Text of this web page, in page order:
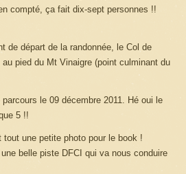
compté, ça fait dix-sept personnes !!
de départ de la randonnée, le Col de
pied du Mt Vinaigre (point culminant du
le 09 décembre 2011. Hé oui le
5 !!
une petite photo pour le book !
belle piste DFCI qui va nous conduire